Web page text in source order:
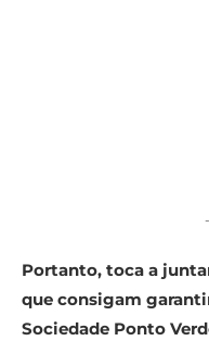
Portanto, toca a
que consigam
Sociedade Ponto